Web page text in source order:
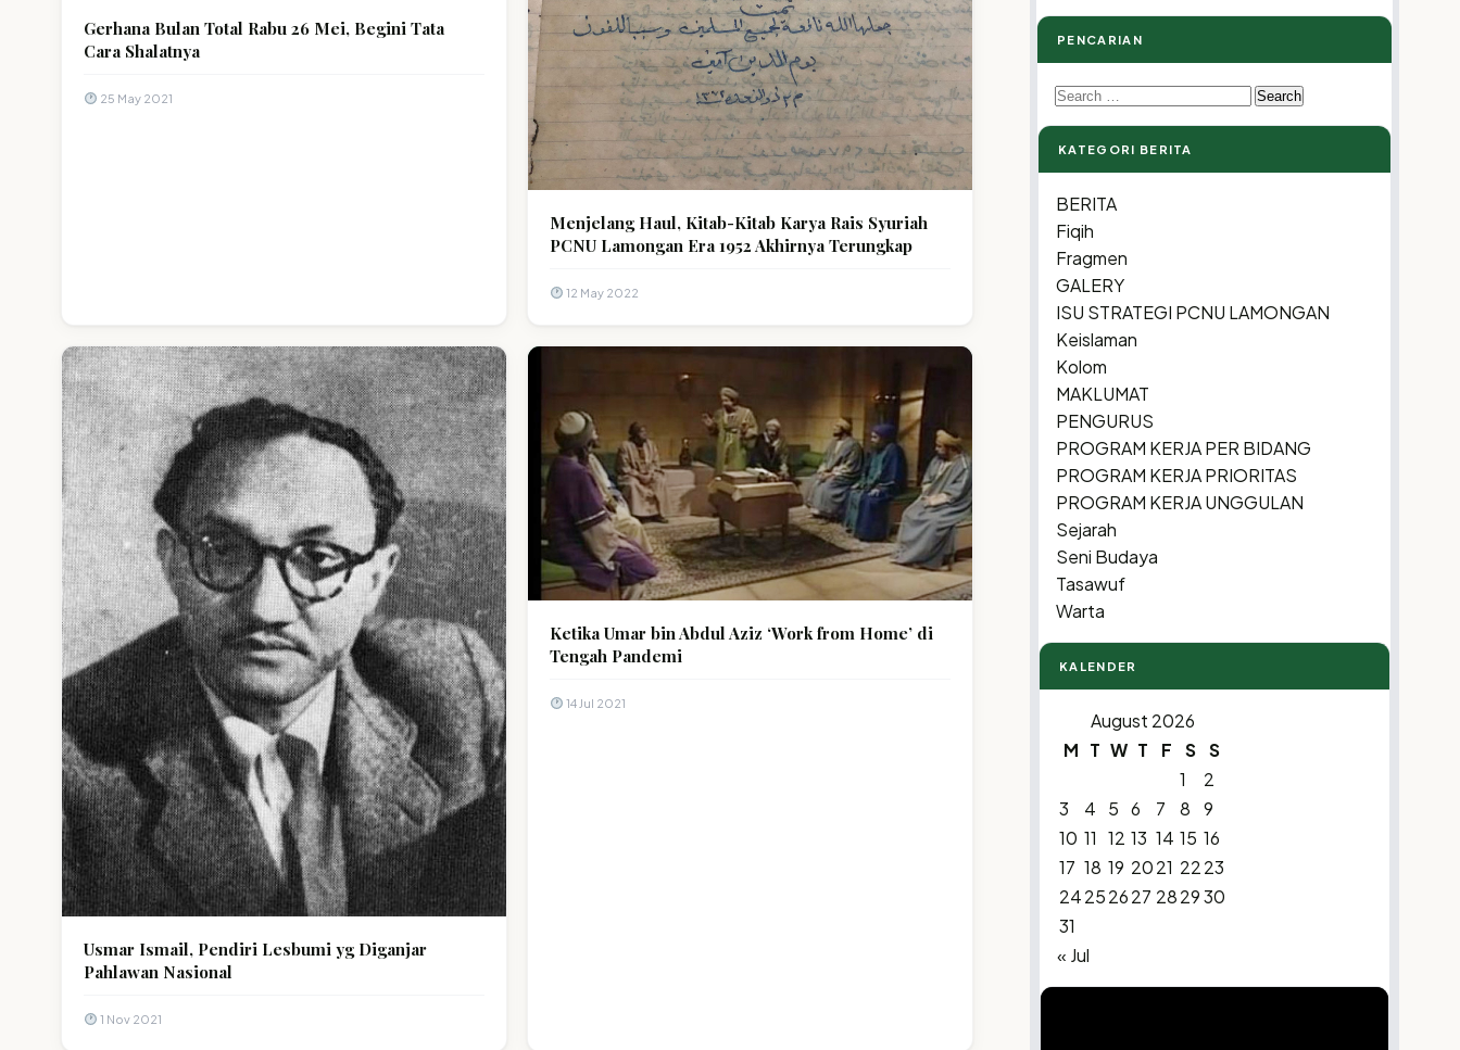
Gerhana Bulan Total Rabu 26 Mei, Begini Tata
Cara Shalatnya
25 May 2021
Menjelang Haul, Kitab-Kitab Karya Rais Syuriah
PCNU Lamongan Era 1952 Akhirnya Terungkap
12 May 2022
Usmar Ismail, Pendiri Lesbumi yg Diganjar
Pahlawan Nasional
1 Nov 2021
Ketika Umar bin Abdul Aziz ‘Work from Home’ di
Tengah Pandemi
14 Jul 2021
PENCARIAN
Search
for:
KATEGORI BERITA
BERITA
Fiqih
Fragmen
GALERY
ISU STRATEGI PCNU LAMONGAN
Keislaman
Kolom
MAKLUMAT
PENGURUS
PROGRAM KERJA PER BIDANG
PROGRAM KERJA PRIORITAS
PROGRAM KERJA UNGGULAN
Sejarah
Seni Budaya
Tasawuf
Warta
KALENDER
August 2026
M T W T F S S
1
2
3
4 5 6 7 8
9
10 11 12 13 14 15 16
17 18 19 2021 2223
24252627 282930
31
« Jul
Video